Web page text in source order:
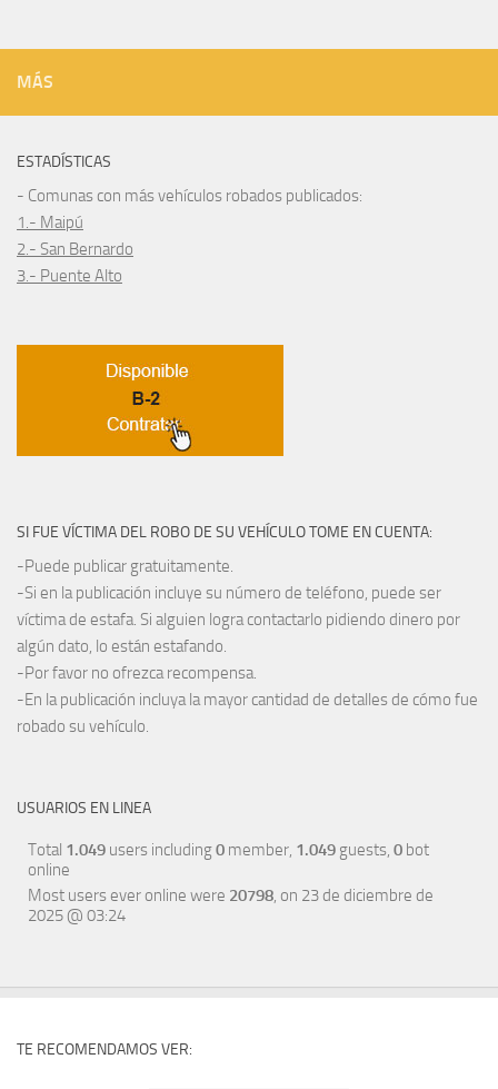
MÁS
ESTADÍSTICAS
- Comunas con más vehículos robados publicados:
1.- Maipú
2.- San Bernardo
3.- Puente Alto
SI FUE VÍCTIMA DEL ROBO DE SU VEHÍCULO TOME EN CUENTA:
-Puede publicar gratuitamente.
-Si en la publicación incluye su número de teléfono, puede ser
víctima de estafa. Si alguien logra contactarlo pidiendo dinero por
algún dato, lo están estafando.
-Por favor no ofrezca recompensa.
-En la publicación incluya la mayor cantidad de detalles de cómo fue
robado su vehículo.
USUARIOS EN LINEA
Total 1.049 users including0 member, 1.049 guests, 0 bot
online
Most users ever online were 20798, on 23 de diciembre de
2025 @ 03:24
TE RECOMENDAMOS VER: